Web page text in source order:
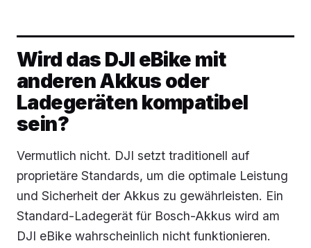
Wird das DJI eBike mit
anderen Akkus oder
Ladegeräten kompatibel
sein?
Vermutlich nicht. DJI setzt traditionell auf
proprietäre Standards, um die optimale Leistung
und Sicherheit der Akkus zu gewährleisten. Ein
Standard-Ladegerät für Bosch-Akkus wird am
DJI eBike wahrscheinlich nicht funktionieren.